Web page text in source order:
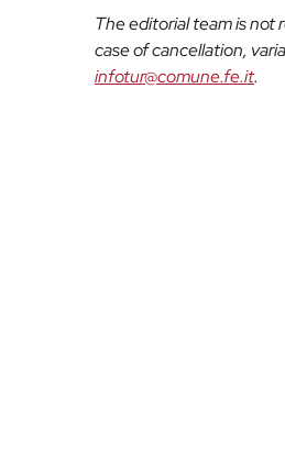
The editorial team is not
case of cancellation,
infotur@comune.fe.it.